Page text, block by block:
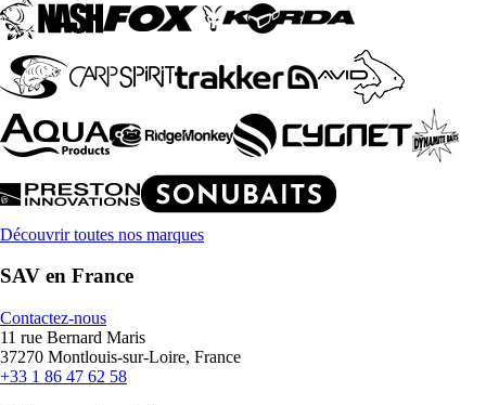
Découvrir toutes nos marques
SAV en France
Contactez-nous
11 rue Bernard Maris
37270 Montlouis-sur-Loire, France
+33 1 86 47 62 58